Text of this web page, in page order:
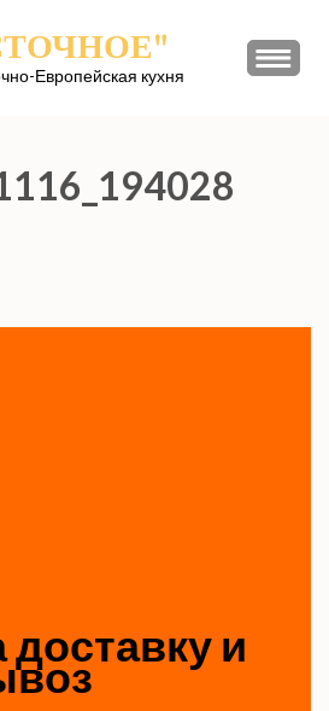
Европейская кухня
доставку и